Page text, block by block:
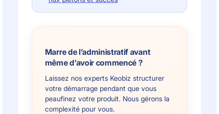
Marre de l’administratif avant
même d’avoir commencé ?
Laissez nos experts Keobiz structurer
votre démarrage pendant que vous
peaufinez votre produit. Nous gérons la
complexité pour vous.